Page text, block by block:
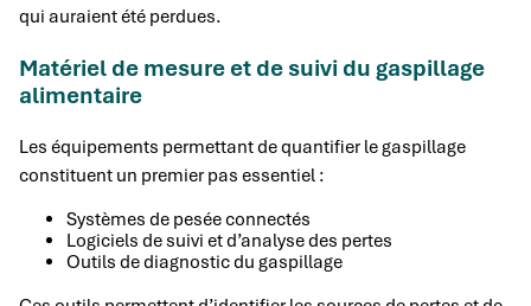
qui auraient été perdues.
Matériel de mesure et de suivi du gaspillage
alimentaire
Les équipements permettant de quantifier le gaspillage
constituent un premier pas essentiel :
Systèmes de pesée connectés
Logiciels de suivi et d’analyse des pertes
Outils de diagnostic du gaspillage